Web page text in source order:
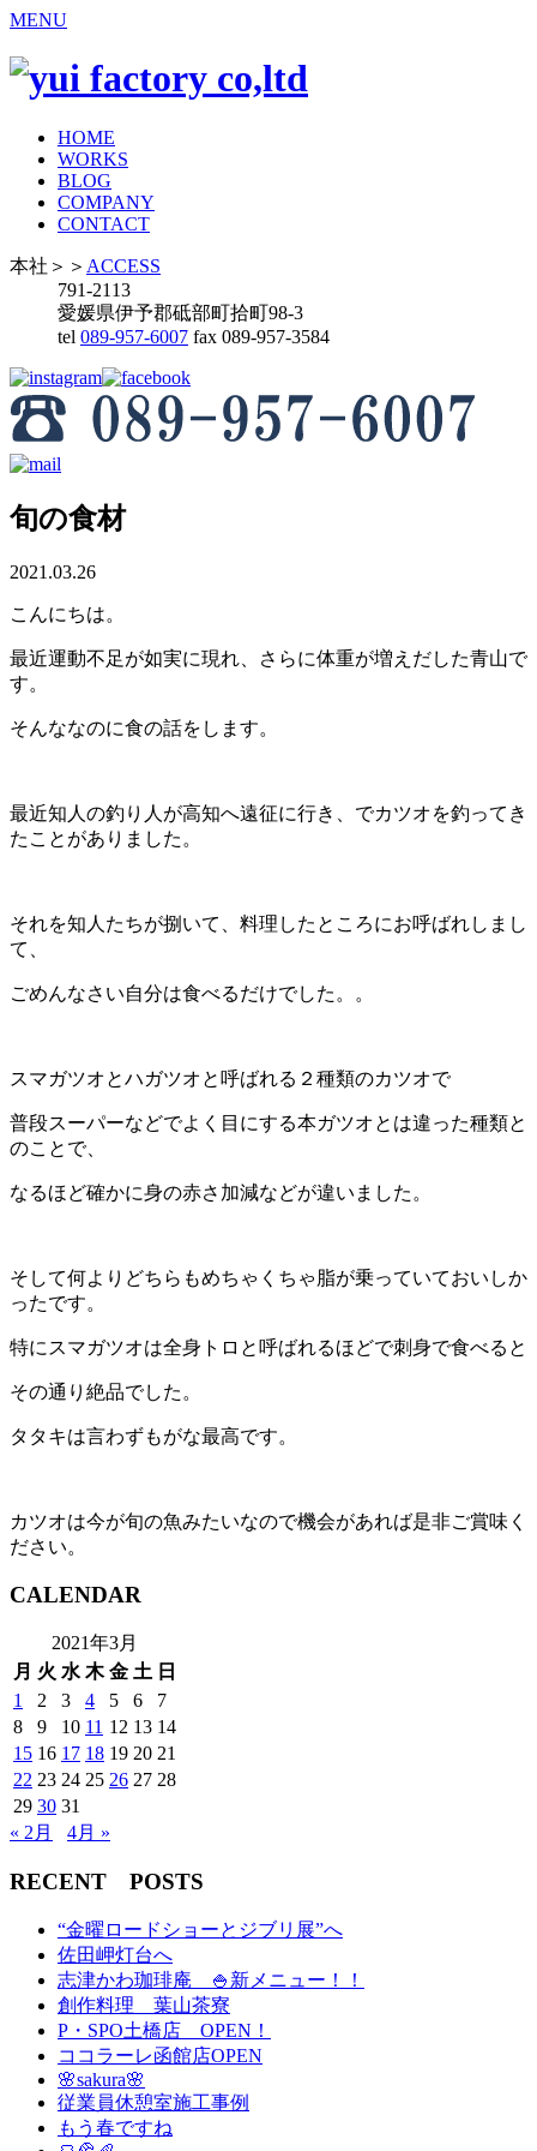
MENU
HOME
WORKS
BLOG
COMPANY
CONTACT
本社 ＞＞ ACCESS
791-2113
愛媛県伊予郡砥部町拾町98-3
tel 089-957-6007 fax 089-957-3584
旬の食材
2021.03.26
こんにちは。
最近運動不足が如実に現れ、さらに体重が増えだした青山で
す。
そんななのに食の話をします。
最近知人の釣り人が高知へ遠征に行き、でカツオを釣ってき
たことがありました。
それを知人たちが捌いて、料理したところにお呼ばれしまし
て、
ごめんなさい自分は食べるだけでした。。
スマガツオとハガツオと呼ばれる２種類のカツオで
普段スーパーなどでよく目にする本ガツオとは違った種類と
のことで、
なるほど確かに身の赤さ加減などが違いました。
そして何よりどちらもめちゃくちゃ脂が乗っていておいしか
ったです。
特にスマガツオは全身トロと呼ばれるほどで刺身で食べると
その通り絶品でした。
タタキは言わずもがな最高です。
カツオは今が旬の魚みたいなので機会があれば是非ご賞味く
ださい。
CALENDAR
2021年3月
月 火 水 木 金 土 日
1
2 3 4 5 6
7
8
9 10 11 12 13 14
15 16 17 18 19 20 21
22 23 24 25 26 27 28
29 30 31
« 2月
4月 »
RECENT POSTS
“金曜ロードショーとジブリ展”へ
佐田岬灯台へ
志津かわ珈琲庵 🍚新メニュー！！
創作料理 葉山茶寮
P・SPO土橋店 OPEN！
ココラーレ函館店OPEN
🌸sakura🌸
従業員休憩室施工事例
もう春ですね